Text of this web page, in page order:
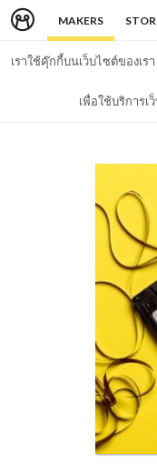
MAKERS
เราใช้คุ๊กกี้บนเว็บไซต์ของเ
เพื่อใช้บริการเ